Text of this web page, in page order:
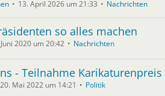
13. April 2026 um 21:33 Nachrichten
so alles machen
2020 um 20:42 Nachrichten
- Teilnahme
20. Mai 2022 um 14:21 Politik